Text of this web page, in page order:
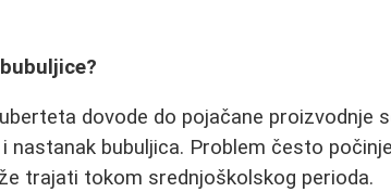
dovode do pojačane proizvodnje
nastanak bubuljica. Problem često
trajati tokom srednjoškolskog perioda.